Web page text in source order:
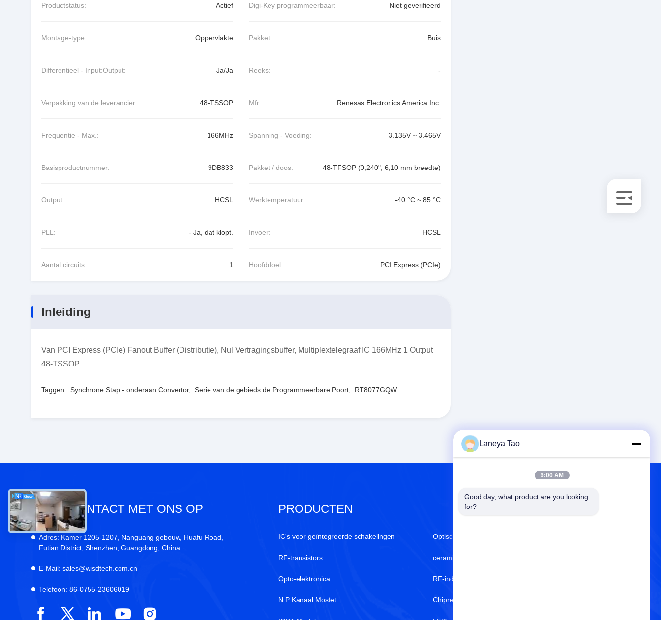
Productstatus: Actief Digi-Key programmeerbaar: Niet geverifieerd
Montage-type: Oppervlakte Pakket: Buis
Differentieel - Input:Output: Ja/Ja Reeks: -
Verpakking van de leverancier: 48-TSSOP Mfr: Renesas Electronics America Inc.
Frequentie - Max.: 166MHz Spanning - Voeding: 3.135V ~ 3.465V
Basisproductnummer: 9DB833 Pakket / doos: 48-TFSOP (0,240", 6,10 mm breedte)
Output: HCSL Werktemperatuur: -40 °C ~ 85 °C
PLL: - Ja, dat klopt. Invoer: HCSL
Aantal circuits: 1 Hoofddoel: PCI Express (PCIe)
Inleiding
Van PCI Express (PCIe) Fanout Buffer (Distributie), Nul Vertragingsbuffer, Multiplextelegraaf IC 166MHz 1 Output
48-TSSOP
Taggen: Synchrone Stap - onderaan Convertor, Serie van de gebieds de Programmeerbare Poort RT8077GQW
NEEM CONTACT MET ONS OP
Adres: Kamer 1205-1207, Nanguang gebouw, Huafu Road,
Futian District, Shenzhen, Guangdong, China
E-Mail: sales@wisdtech.com.cn
Telefoon: 86-0755-23606019
PRODUCTEN
IC's voor geïntegreerde schakelingen
RF-transistors
Opto-elektronica
N P Kanaal Mosfet
Optische Sensoren
ceramische condensatoren
RF-inducteurs
Chipresistoren
Laneya Tao
6:00 AM
Good day, what product are you looking
for?